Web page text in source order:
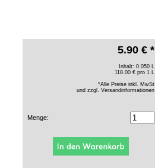
5.90 € *
Inhalt: 0.050 L
118.00 € pro 1 L
*Alle Preise inkl. MwSt
und zzgl. Versandinformationen
Menge: